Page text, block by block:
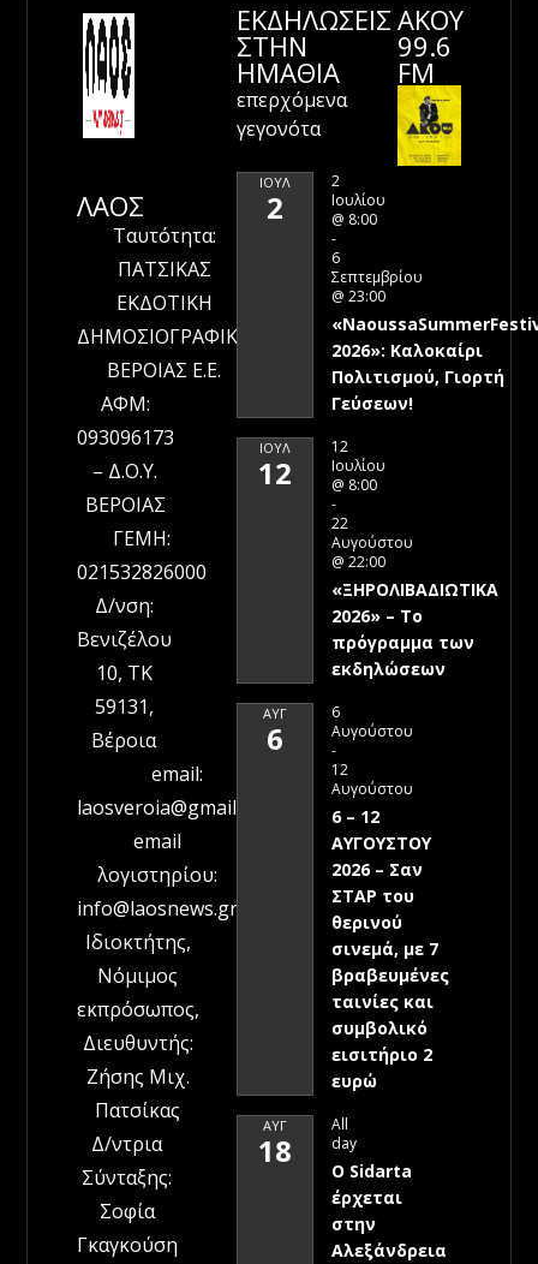
ΛΑΟΣ
Ταυτότητα:
ΠΑΤΣΙΚΑΣ
ΕΚΔΟΤΙΚΗ
ΔΗΜΟΣΙΟΓΡΑΦΙΚΗ
ΒΕΡΟΙΑΣ Ε.Ε.
ΑΦΜ:
093096173
– Δ.Ο.Υ.
ΒΕΡΟΙΑΣ
ΓΕΜΗ:
021532826000
Δ/νση:
Βενιζέλου
10, ΤΚ
59131,
Βέροια
email:
laosveroia@gmail.com
email
λογιστηρίου:
info@laosnews.gr
Ιδιοκτήτης,
Νόμιμος
εκπρόσωπος,
Διευθυντής:
Ζήσης Μιχ.
Πατσίκας
Δ/ντρια
Σύνταξης:
Σοφία
Γκαγκούση
ΕΚΔΗΛΩΣΕΙΣ
ΣΤΗΝ
ΗΜΑΘΊΑ
επερχόμενα
γεγονότα
ΙΟΎΛ
2
2
Ιουλίου
@ 8:00
-
6
Σεπτεμβρίου
@ 23:00
2026»: Καλοκαίρι
Πολιτισμού, Γιορτή
Γεύσεων!
ΙΟΎΛ
12
12
Ιουλίου
@ 8:00
-
22
Αυγούστου
@ 22:00
«ΞΗΡΟΛΙΒΑΔΙΩΤΙΚΑ
2026» – To
πρόγραμμα των
εκδηλώσεων
ΑΥΓ
6
6
Αυγούστου
-
12
Αυγούστου
6 – 12
ΑΥΓΟΥΣΤΟΥ
2026 – Σαν
ΣΤΑΡ του
θερινού
σινεμά, με 7
βραβευμένες
ταινίες και
συμβολικό
εισιτήριο 2
ευρώ
ΑΥΓ
18
All
day
Ο Sidarta
έρχεται
στην
Αλεξάνδρεια
ΑΚΟΥ
99.6
FM